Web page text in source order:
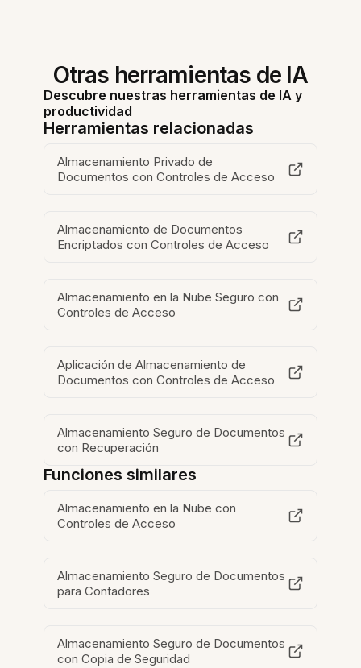
Otras herramientas de IA
Descubre nuestras herramientas de IA y
productividad
Herramientas relacionadas
Almacenamiento Privado de
Documentos con Controles de Acceso
Almacenamiento de Documentos
Encriptados con Controles de Acceso
Almacenamiento en la Nube Seguro con
Controles de Acceso
Aplicación de Almacenamiento de
Documentos con Controles de Acceso
Almacenamiento Seguro de Documentos
con Recuperación
Funciones similares
Almacenamiento en la Nube con
Controles de Acceso
Almacenamiento Seguro de Documentos
para Contadores
Almacenamiento Seguro de Documentos
con Copia de Seguridad